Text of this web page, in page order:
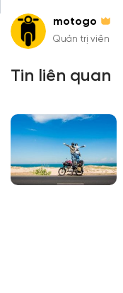
motogo
Quản trị viên
Tin liên quan